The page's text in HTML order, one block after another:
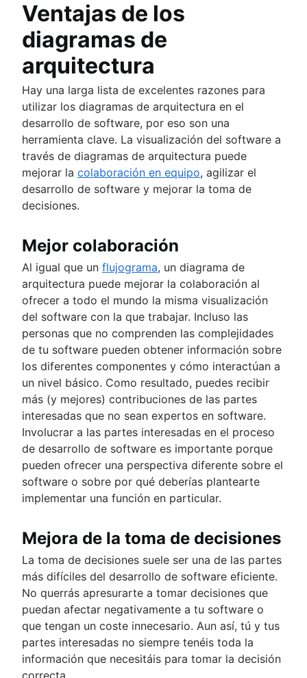
ventajas y ejemplos)
Presentación
Modelos
Codirección
Proceso de gestión de documentos
Presentación
Red social corporativa
Ventajas de los
diagramas de
arquitectura
Hay una larga lista de excelentes razones para
utilizar los diagramas de arquitectura en el
desarrollo de software, por eso son una
herramienta clave. La visualización del software a
través de diagramas de arquitectura puede
mejorar la colaboración en equipo, agilizar el
desarrollo de software y mejorar la toma de
decisiones.
Mejor colaboración
Al igual que un flujograma, un diagrama de
arquitectura puede mejorar la colaboración al
ofrecer a todo el mundo la misma visualización
del software con la que trabajar. Incluso las
personas que no comprenden las complejidades
de tu software pueden obtener información sobre
los diferentes componentes y cómo interactúan a
un nivel básico. Como resultado, puedes recibir
más (y mejores) contribuciones de las partes
interesadas que no sean expertos en software.
Involucrar a las partes interesadas en el proceso
de desarrollo de software es importante porque
pueden ofrecer una perspectiva diferente sobre el
software o sobre por qué deberías plantearte
implementar una función en particular.
Mejora de la toma de decisiones
La toma de decisiones suele ser una de las partes
más difíciles del desarrollo de software eficiente.
No querrás apresurarte a tomar decisiones que
puedan afectar negativamente a tu software o
que tengan un coste innecesario. Aun así, tú y tus
partes interesadas no siempre tenéis toda la
información que necesitáis para tomar la decisión
correcta.